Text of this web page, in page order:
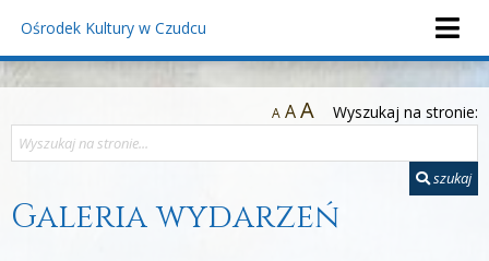
Ośrodek Kultury w Czudcu
A AA Wyszukaj na stronie:
szukaj
Galeria wydarzeń